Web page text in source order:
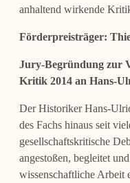
anhaltend wirkende
Förderpreisträger:
Jury-Begründung zur
Kritik 2014 an Hans-
Der Historiker Hans-
des Fachs hinaus seit
gesellschaftskritische
angestoßen, begleitet
wissenschaftliche Arbeit